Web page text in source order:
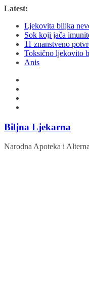
Skip
content
Latest:
Ljekovita biljka
Sok koji jača
11 znanstveno
Toksično ljekovito
Anis
Biljna Ljekarna
Narodna Apoteka i